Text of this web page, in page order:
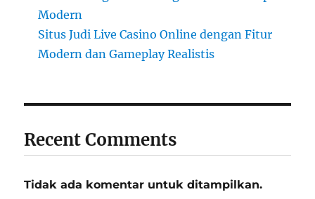
Modern
Situs Judi Live Casino Online dengan Fitur
Modern dan Gameplay Realistis
Recent Comments
Tidak ada komentar untuk ditampilkan.